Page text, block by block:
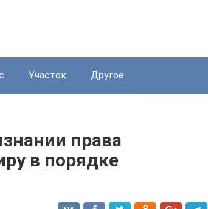
Участок Другое
права
в порядке